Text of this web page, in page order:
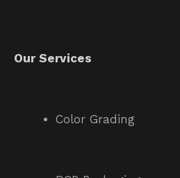
Our Services
Color Grading